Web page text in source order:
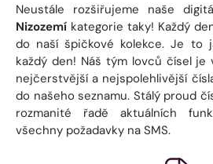
Neustále rozšiřujeme naše
Nizozemí kategorie taky! Každý
do naší špičkové kolekce. Je to
každý den! Náš tým lovců čísel je
nejčerstvější a nejspolehlivější
do našeho seznamu. Stálý proud
rozmanité řadě aktuálních
všechny požadavky na SMS.